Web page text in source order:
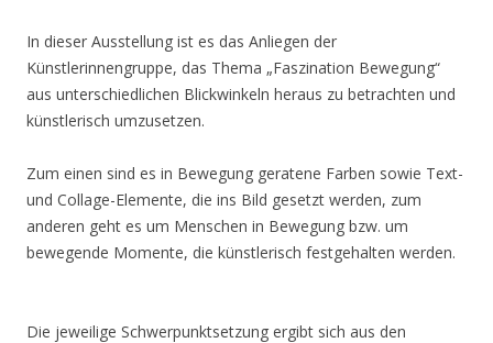
In dieser Ausstellung ist es das Anliegen der
Künstlerinnengruppe, das Thema „Faszination Bewegung“
aus unterschiedlichen Blickwinkeln heraus zu betrachten und
künstlerisch umzusetzen.
Zum einen sind es in Bewegung geratene Farben sowie Text-
und Collage-Elemente, die ins Bild gesetzt werden, zum
anderen geht es um Menschen in Bewegung bzw. um
bewegende Momente, die künstlerisch festgehalten werden.
Die jeweilige Schwerpunktsetzung ergibt sich aus den